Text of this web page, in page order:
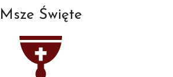
Msze Święte